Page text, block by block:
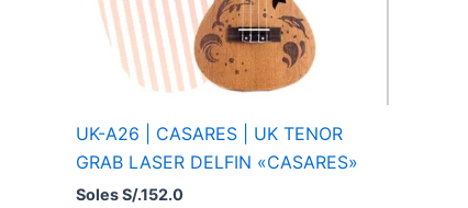
UK-A26 | CASARES | UK TENOR
GRAB LASER DELFIN «CASARES»
Soles S/.152.0